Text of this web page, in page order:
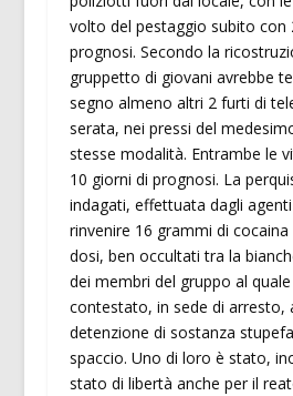
volto del pestaggio subito con
prognosi. Secondo la
gruppetto di giovani avrebbe
segno almeno altri 2 furti di
serata, nei pressi del
stesse modalità. Entrambe le
10 giorni di prognosi. La
indagati, effettuata dagli
rinvenire 16 grammi di cocaina
dosi, ben occultati tra la
dei membri del gruppo al
contestato, in sede di arresto,
detenzione di sostanza
spaccio. Uno di loro è stato,
stato di libertà anche per il